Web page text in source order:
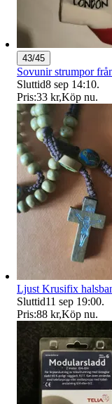
43/45
Sovunir strumpor
Sluttid8 sep 14:10.
Pris:33 kr,Köp nu.
Ljust Krusifix
Sluttid11 sep 19:00.
Pris:88 kr,Köp nu.